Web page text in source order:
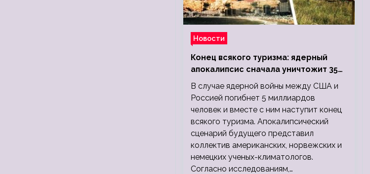
Новости
Конец всякого туризма: ядерный
апокалипсис сначала уничтожит 350
миллионов, а потом 5 миллиардов
людей
В случае ядерной войны между США и
Россией погибнет 5 миллиардов
человек и вместе с ним наступит конец
всякого туризма. Апокалипсический
сценарий будущего представил
коллектив американских, норвежских и
немецких ученых-климатологов.
Согласно исследованиям,…